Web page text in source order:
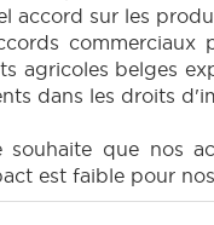
sur les
agricoles belges
dans les droits
que nos
est faible pour